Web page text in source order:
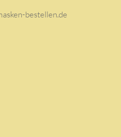
bestellen.de